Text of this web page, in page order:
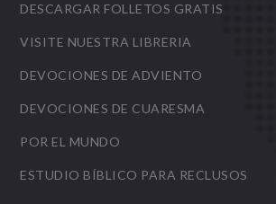
DESCARGAR FOLLETOS GRATIS
VISITE NUESTRA LIBRERIA
DEVOCIONES DE ADVIENTO
DEVOCIONES DE CUARESMA
POR EL MUNDO
ESTUDIO BÍBLICO PARA RECLUSOS